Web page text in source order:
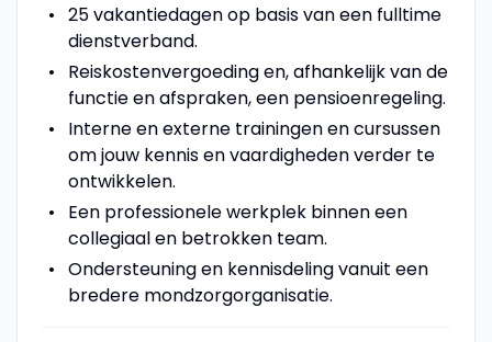
25 vakantiedagen op basis van een fulltime
dienstverband.
Reiskostenvergoeding en, afhankelijk van de
functie en afspraken, een pensioenregeling.
Interne en externe trainingen en cursussen
om jouw kennis en vaardigheden verder te
ontwikkelen.
Een professionele werkplek binnen een
collegiaal en betrokken team.
Ondersteuning en kennisdeling vanuit een
bredere mondzorgorganisatie.